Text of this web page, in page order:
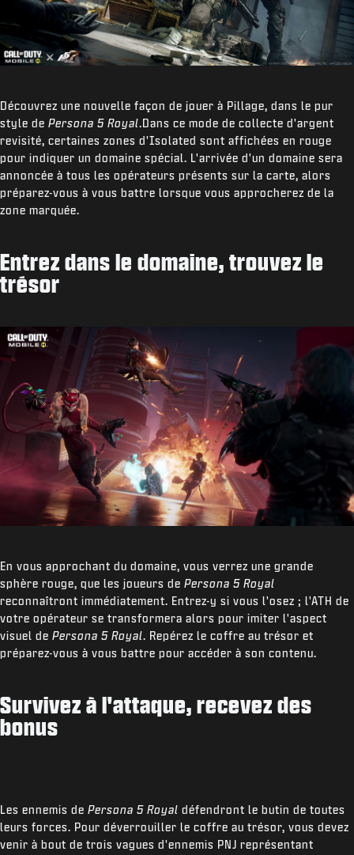
Découvrez une nouvelle façon de jouer à Pillage, dans le pur
style de Persona 5 Royal.Dans ce mode de collecte d'argent
revisité, certaines zones d'Isolated sont affichées en rouge
pour indiquer un domaine spécial. L'arrivée d'un domaine sera
annoncée à tous les opérateurs présents sur la carte, alors
préparez-vous à vous battre lorsque vous approcherez de la
zone marquée.
Entrez dans le domaine, trouvez le
trésor
En vous approchant du domaine, vous verrez une grande
sphère rouge, que les joueurs de Persona 5 Royal
reconnaîtront immédiatement. Entrez-y si vous l'osez ; l'ATH de
votre opérateur se transformera alors pour imiter l'aspect
visuel de Persona 5 Royal. Repérez le coffre au trésor et
préparez-vous à vous battre pour accéder à son contenu.
Survivez à l'attaque, recevez des
bonus
Les ennemis de Persona 5 Royal défendront le butin de toutes
leurs forces. Pour déverrouiller le coffre au trésor, vous devez
venir à bout de trois vagues d'ennemis PNJ représentant